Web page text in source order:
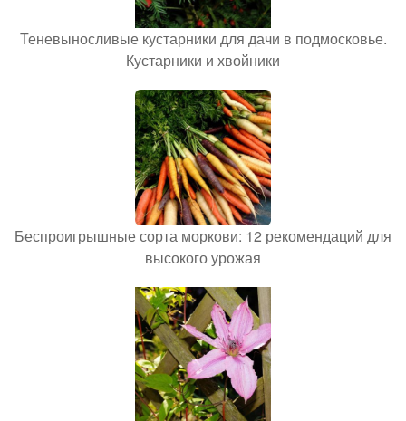
Теневыносливые кустарники для дачи в подмосковье.
Кустарники и хвойники
Беспроигрышные сорта моркови: 12 рекомендаций для
высокого урожая